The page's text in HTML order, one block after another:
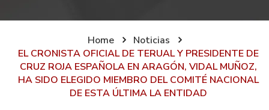
Home
Noticias
EL CRONISTA OFICIAL DE TERUAL Y PRESIDENTE DE
CRUZ ROJA ESPAÑOLA EN ARAGÓN, VIDAL MUÑOZ,
HA SIDO ELEGIDO MIEMBRO DEL COMITÉ NACIONAL
DE ESTA ÚLTIMA LA ENTIDAD